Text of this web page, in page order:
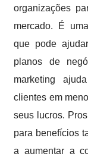
organizações
mercado. É
que pode
planos de
marketing
clientes em
seus lucros.
para benefícios
a aumentar a